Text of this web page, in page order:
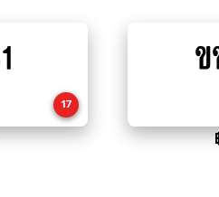
Add
17